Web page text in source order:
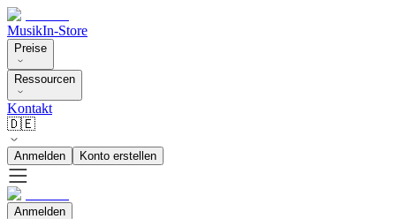
MusikIn-Store
Preise
Ressourcen
Kontakt
🇩🇪
Anmelden Konto erstellen
Anmelden